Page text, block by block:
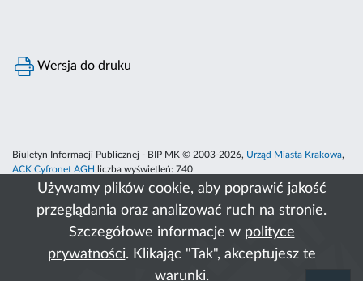
Używamy plików cookie, aby poprawić jakość
przeglądania oraz analizować ruch na stronie.
Szczegółowe informacje w polityce
prywatności. Klikając "Tak", akceptujesz te
warunki.
Wersja do druku
Biuletyn Informacji Publicznej - BIP MK © 2003-2026, Urząd Miasta Krakowa,
ACK Cyfronet AGH
liczba wyświetleń: 740